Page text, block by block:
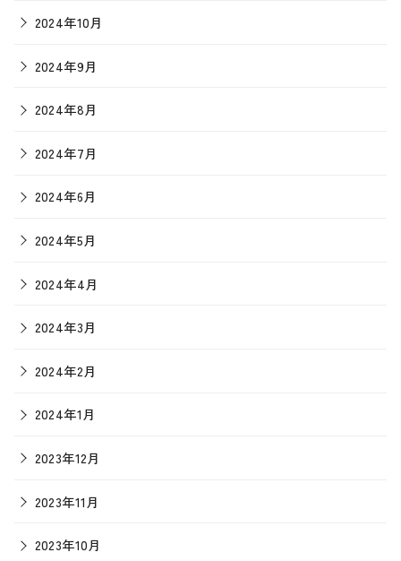
2024年10月
2024年9月
2024年8月
2024年7月
2024年6月
2024年5月
2024年4月
2024年3月
2024年2月
2024年1月
2023年12月
2023年11月
2023年10月